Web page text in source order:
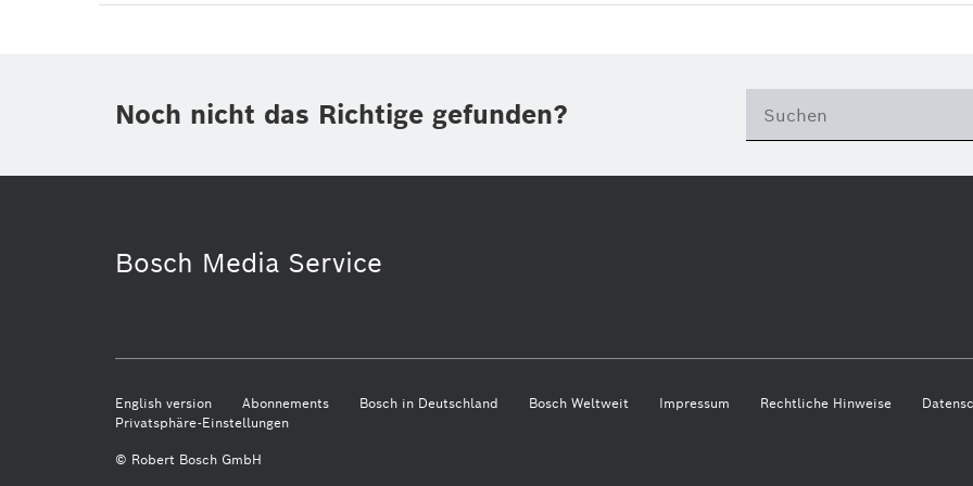
Noch nicht das Richtige gefunden?
Bosch Media Service
© Robert Bosch GmbH
English version Abonnements Bosch in Deutschland Bosch Weltweit Impressum Rechtliche Hinweise
Privatsphäre-Einstellungen